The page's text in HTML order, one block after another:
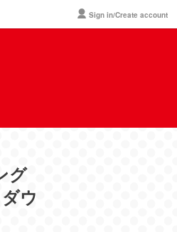
Sign in/Create account
グ
ウ